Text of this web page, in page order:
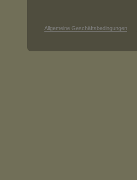
Allgemeine Geschäftsbedingungen